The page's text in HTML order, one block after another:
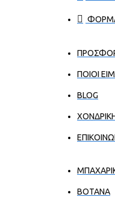
ΦΟΡΜΑ
ΠΟΙΟΙ
BLOG
ΒΟΤΑΝΑ